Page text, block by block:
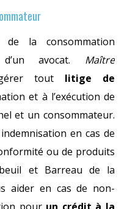
la consommation
d’un avocat. Maître
tout litige de
et à l’exécution de
et un consommateur.
en cas de
ou de produits
et Barreau de la
aider en cas de non-